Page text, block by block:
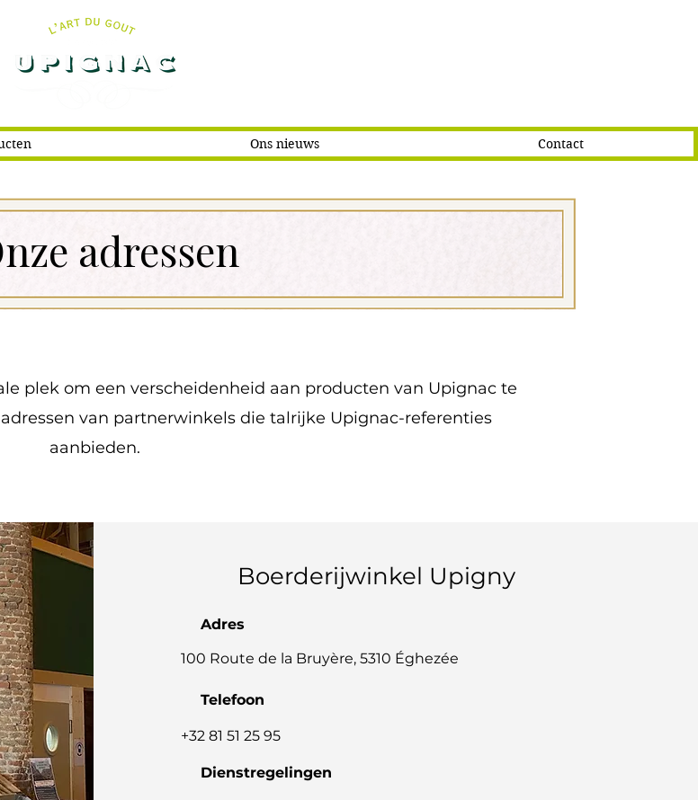
Ons nieuws Contact
adressen
plek om een verscheidenheid aan producten van Upignac te
van partnerwinkels die talrijke Upignac-referenties
aanbieden.
Boerderijwinkel Upigny
Adres
100 Route de la Bruyère, 5310 Éghezée
Telefoon
+32 81 51 25 95
Dienstregelingen